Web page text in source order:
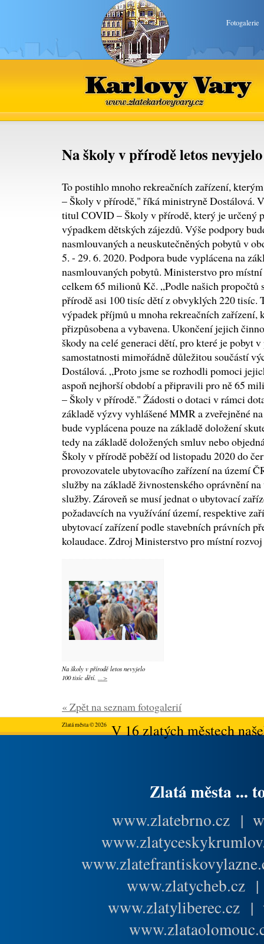
Fotogalerie
Karlovy Vary
www.zlatekarlovyvary.cz
Na školy v přírodě letos
To postihlo mnoho rekreačních zařízení,
– Školy v přírodě," říká ministryně Dostálová.
titul COVID – Školy v přírodě, který je určený
výpadkem dětských zájezdů. Výše podpory
nasmlouvaných a neuskutečněných pobytů v
5. - 29. 6. 2020. Podpora bude vyplácena na
nasmlouvaných pobytů. Ministerstvo pro
celkem 65 milionů Kč. „Podle našich propočtů
přírodě asi 100 tisíc dětí z obvyklých 220 tisíc.
výpadek příjmů u mnoha rekreačních zařízení,
přizpůsobena a vybavena. Ukončení jejich
škody na celé generaci dětí, pro které je pobyt
samostatnosti mimořádně důležitou součástí
Dostálová. „Proto jsme se rozhodli pomoci
aspoň nejhorší období a připravili pro ně 65
– Školy v přírodě." Žádosti o dotaci v rámci
základě výzvy vyhlášené MMR a zveřejněné
bude vyplácena pouze na základě doložení
tedy na základě doložených smluv nebo
Školy v přírodě poběží od listopadu 2020 do
provozovatele ubytovacího zařízení na území
služby na základě živnostenského oprávnění
služby. Zároveň se musí jednat o ubytovací
požadavcích na využívání území, respektive
ubytovací zařízení podle stavebních právních
kolaudace. Zdroj Ministerstvo pro místní
Na školy v přírodě letos nevyjelo
100 tisíc dětí. ...>
« Zpět na seznam fotogalerií
Zlatá města © 2026V 16 zlatých městech
Zlatá města ...
www.zlatebrno.cz |
www.zlatycheb.cz
www.zlatyliberec.cz |